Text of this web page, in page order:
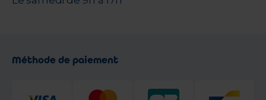
Méthode de paiement